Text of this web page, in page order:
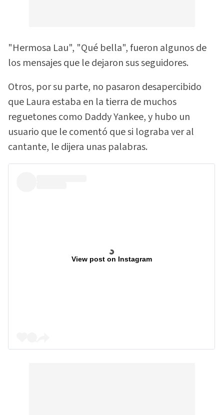
"Hermosa Lau", "Qué bella", fueron algunos de
los mensajes que le dejaron sus seguidores.
Otros, por su parte, no pasaron desapercibido
que Laura estaba en la tierra de muchos
reguetones como Daddy Yankee, y hubo un
usuario que le comentó que si lograba ver al
cantante, le dijera unas palabras.
View post on Instagram